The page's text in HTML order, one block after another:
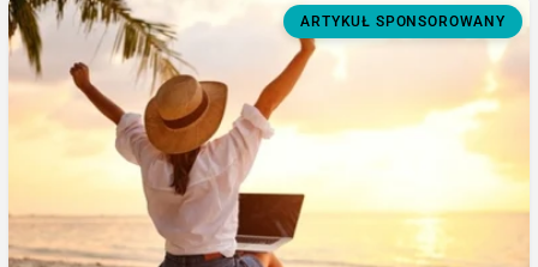
ARTYKUŁ SPONSOROWANY